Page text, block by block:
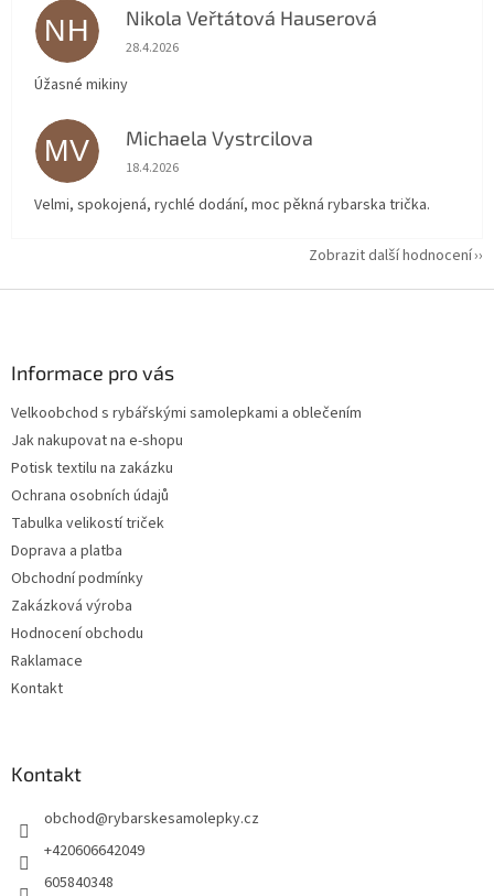
NH Nikola Veřtátová Hauserová
Hodnocení obchodu je 5 z 5 hvězdiček.
28.4.2026
Úžasné mikiny
MV Michaela Vystrcilova
Hodnocení obchodu je 5 z 5 hvězdiček.
18.4.2026
Velmi, spokojená, rychlé dodání, moc pěkná rybarska trička.
Zobrazit další hodnocení
Informace pro vás
Velkoobchod s rybářskými samolepkami a oblečením
Jak nakupovat na e-shopu
Potisk textilu na zakázku
Ochrana osobních údajů
Tabulka velikostí triček
Doprava a platba
Obchodní podmínky
Zakázková výroba
Hodnocení obchodu
Raklamace
Kontakt
Kontakt
obchod@rybarskesamolepky.cz
+420606642049
605840348